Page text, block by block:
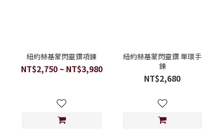
紐約赫基蒙閃靈鑽項鍊
NT$2,750 ~ NT$3,980
紐約赫基蒙閃靈鑽 單環手
鍊
NT$2,680